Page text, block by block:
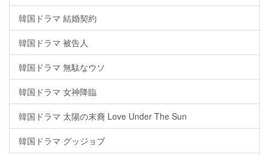
韓国ドラマ 結婚契約
韓国ドラマ 被告人
韓国ドラマ 無駄なウソ
韓国ドラマ 女神降臨
韓国ドラマ 太陽の末裔 Love Under The Sun
韓国ドラマ グッジョブ